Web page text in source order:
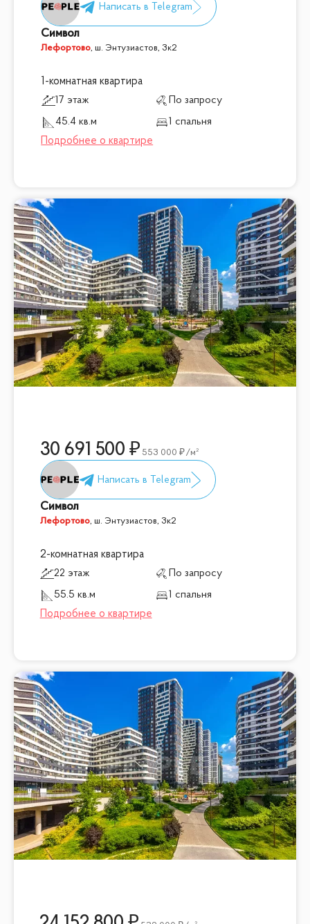
Символ
Лефортово,ш. Энтузиастов, 3к2
1-комнатная квартира
17 этаж
По запросу
45.4 кв.м
1 спальня
30 691 500 553 000 /м²
Символ
Лефортово, ш. Энтузиастов, 3к2
2-комнатная квартира
22 этаж
По запросу
55.5 кв.м
1 спальня